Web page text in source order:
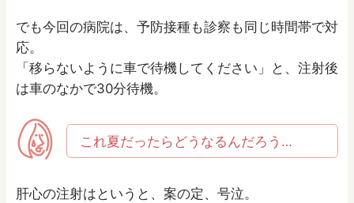
でも今回の病院は、予防接種も診察も同じ時間帯で対
応。
「移らないように車で待機してください」と、注射後
は車のなかで30分待機。
これ夏だったらどうなるんだろう…
肝心の注射はというと、案の定、号泣。